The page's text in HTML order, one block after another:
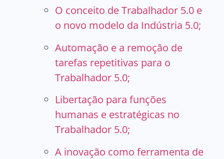
O conceito de Trabalhador 5.0 e
o novo modelo da Indústria 5.0;
Automação e a remoção de
tarefas repetitivas para o
Trabalhador 5.0;
Libertação para funções
humanas e estratégicas no
Trabalhador 5.0;
A inovação como ferramenta de